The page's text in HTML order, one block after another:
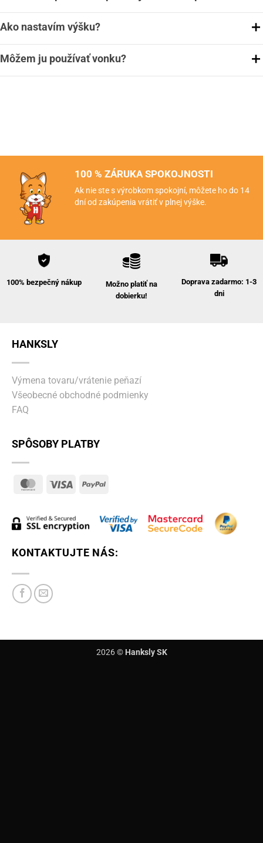
Ako nastavím výšku?
Môžem ju používať vonku?
100 % ZÁRUKA SPOKOJNOSTI
Ak nie ste s výrobkom spokojní, môžete ho do 14
dní od zakúpenia vrátiť v plnej výške.
100% bezpečný nákup
Možno platiť na
dobierku!
Doprava zadarmo: 1-3
dni
HANKSLY
Výmena tovaru/vrátenie peňazí
Všeobecné obchodné podmienky
FAQ
SPÔSOBY PLATBY
MasterCard
Visa PayPal
KONTAKTUJTE NÁS:
2026 © Hanksly SK